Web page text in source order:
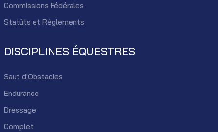
Commissions Fédérales
Statûts et Réglements
DISCIPLINES ÉQUESTRES
Saut d'Obstacles
Endurance
Dressage
Complet